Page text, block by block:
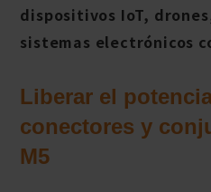
dispositivos IoT,
sistemas electrónicos
Liberar el
conectores y
M5